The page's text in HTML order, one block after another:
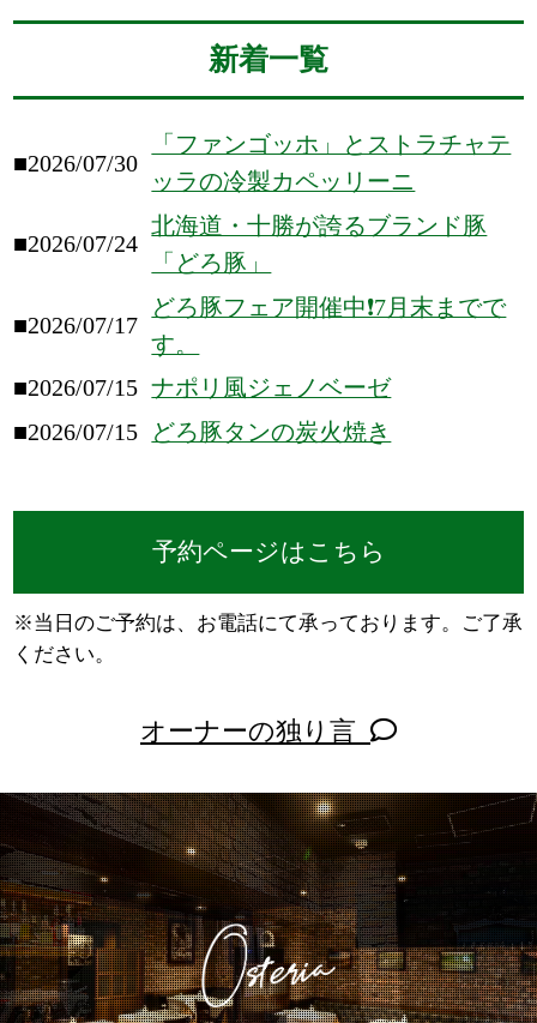
新着一覧
■2026/07/30
「ファンゴッホ」とストラチャテ
ッラの冷製カペッリーニ
■2026/07/24
北海道・十勝が誇るブランド豚
「どろ豚」
■2026/07/17
どろ豚フェア開催中❗️7月末までで
す。
■2026/07/15 ナポリ風ジェノベーゼ
■2026/07/15
どろ豚タンの炭火焼き
予約ページはこちら
※当日のご予約は、お電話にて承っております。ご了承
ください。
オーナーの独り言